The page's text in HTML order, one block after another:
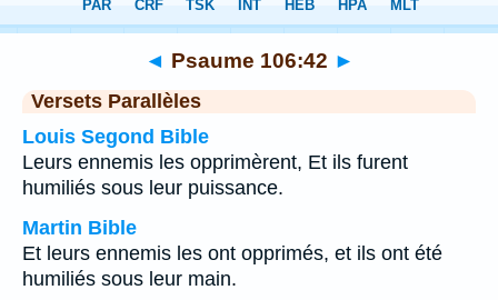
Chapitre 106 > Verset 42
◄ Psaume 106:42 ►
Versets Parallèles
Louis Segond Bible
Leurs ennemis les opprimèrent, Et ils furent
humiliés sous leur puissance.
Martin Bible
Et leurs ennemis les ont opprimés, et ils ont été
humiliés sous leur main.